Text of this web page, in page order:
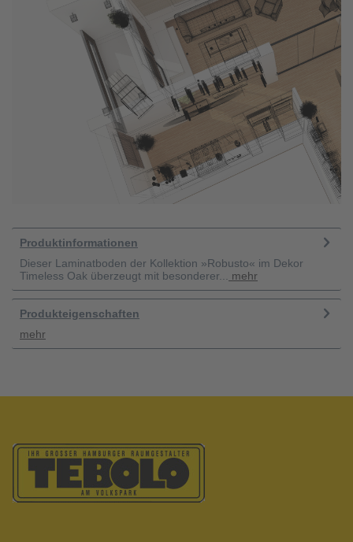
Produktinformationen
Dieser Laminatboden der Kollektion »Robusto« im Dekor
Timeless Oak überzeugt mit besonderer...
mehr
Produkteigenschaften
mehr